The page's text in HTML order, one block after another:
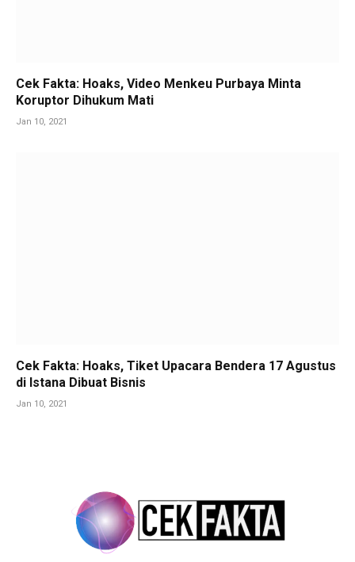
Cek Fakta: Hoaks, Video Menkeu Purbaya Minta
Koruptor Dihukum Mati
Jan 10, 2021
Cek Fakta: Hoaks, Tiket Upacara Bendera 17 Agustus
di Istana Dibuat Bisnis
Jan 10, 2021